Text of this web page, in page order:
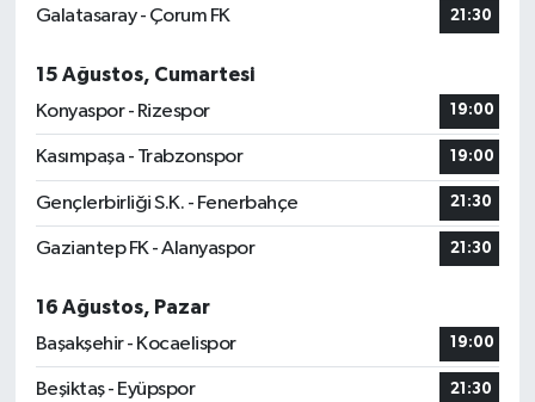
Galatasaray - Çorum FK
21:30
15 Ağustos, Cumartesi
Konyaspor - Rizespor
19:00
Kasımpaşa - Trabzonspor 19:00
Gençlerbirliği S.K. - Fenerbahçe 21:30
Gaziantep FK - Alanyaspor 21:30
16 Ağustos, Pazar
Başakşehir - Kocaelispor
19:00
Beşiktaş - Eyüpspor 21:30